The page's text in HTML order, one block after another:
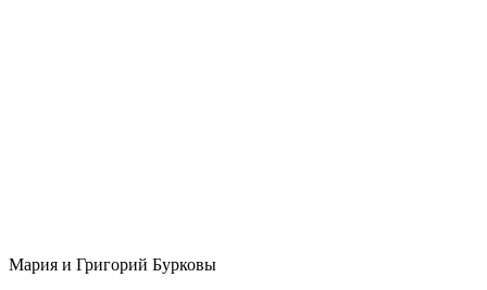
Мария и Григорий Бурковы